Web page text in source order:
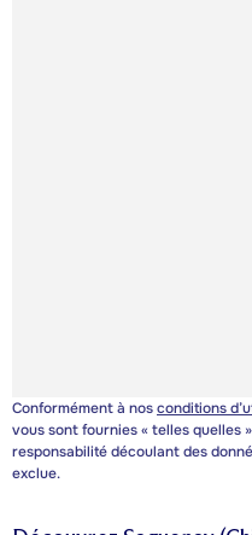
Conformément à nosconditions
vous sont fournies « telles quelles
responsabilité découlant des
exclue.